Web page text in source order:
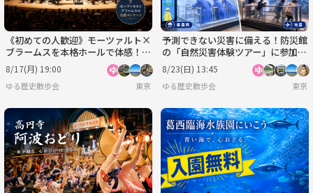
《初めての人歓迎》モーツァルト×
ブラームスを本格ホールで体感！名
曲オーケストラを聴いてみよう
8/17(月) 19:00
ゆる歴史散歩会 東京
予測できない災害に備える！防災館
の「自然災害体験ツアー」に参加し
よう
8/23(日) 13:45
ゆる歴史散歩会 東京